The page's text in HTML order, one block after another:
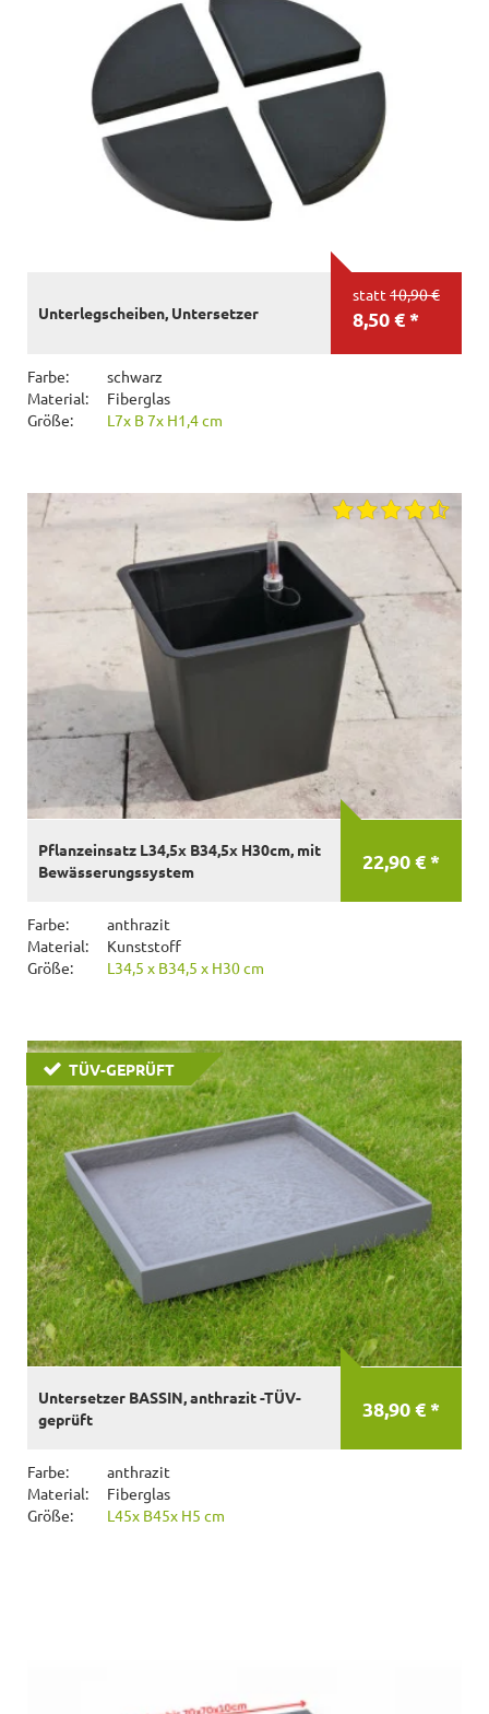
statt 10,90 €
8,50 € *
Unterlegscheiben, Untersetzer
Farbe:
schwarz
Material:
Fiberglas
Größe:
L7x B 7x H1,4 cm
22,90 € *
Pflanzeinsatz L34,5x B34,5x H30cm, mit
Bewässerungssystem
Farbe:
anthrazit
Material:
Kunststoff
Größe:
L34,5 x B34,5 x H30 cm
TÜV-GEPRÜFT
38,90 € *
Untersetzer BASSIN, anthrazit -TÜV-
geprüft
Farbe:
anthrazit
Material:
Fiberglas
Größe:
L45x B45x H5 cm